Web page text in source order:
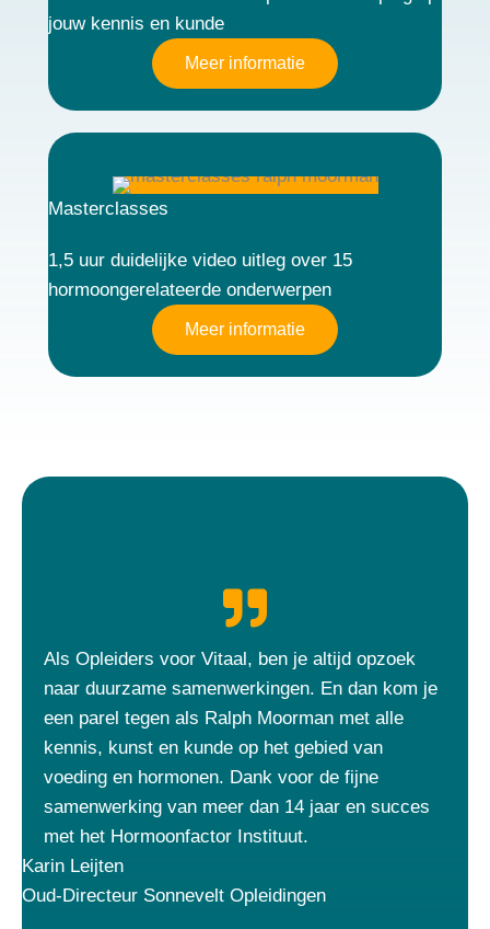
jouw kennis en kunde
Meer informatie
Masterclasses
1,5 uur duidelijke video uitleg over 15
hormoongerelateerde onderwerpen
Meer informatie
Als Opleiders voor Vitaal, ben je altijd opzoek
naar duurzame samenwerkingen. En dan kom je
een parel tegen als Ralph Moorman met alle
kennis, kunst en kunde op het gebied van
voeding en hormonen. Dank voor de fijne
samenwerking van meer dan 14 jaar en succes
met het Hormoonfactor Instituut.
Karin Leijten
Oud-Directeur Sonnevelt Opleidingen